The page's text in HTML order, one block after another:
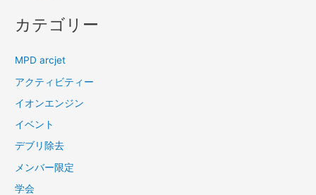
カテゴリー
MPD arcjet
アクティビティー
イオンエンジン
イベント
デブリ除去
メンバー限定
学会